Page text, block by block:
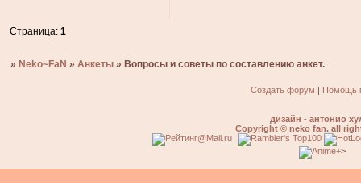
Страница:1
» Neko~FaN »Анкеты » Вопросы и советы по составлению анкет.
Создать форум | Помощь
дизайн - антонио
Copyright © neko fan. all
>